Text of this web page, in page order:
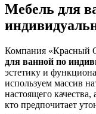
Мебель для
Компания «Красный
для ванной по
эстетику и
используем массив
настоящего
кто предпочитает